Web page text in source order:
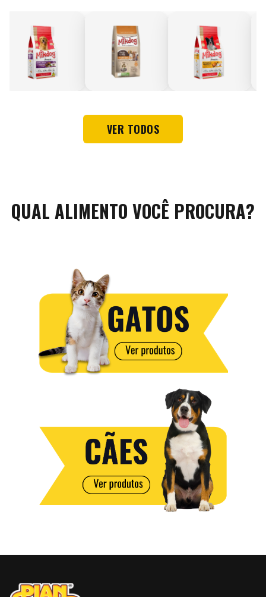
VER TODOS
QUAL ALIMENTO VOCÊ PROCURA?